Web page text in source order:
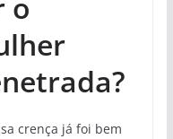
crença já foi bem